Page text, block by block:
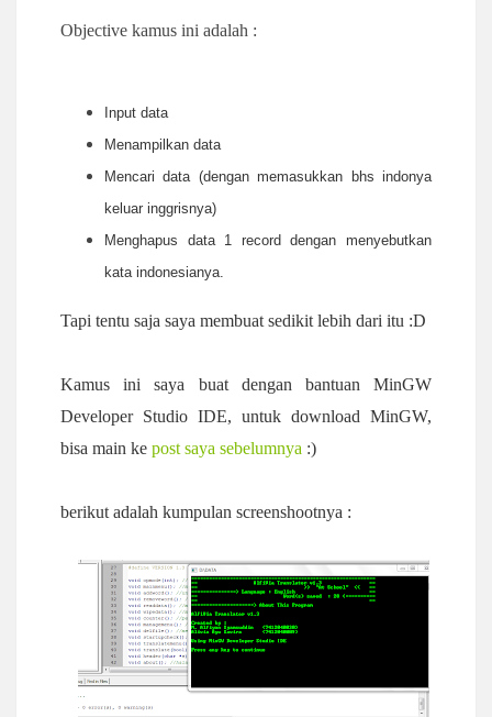
Objective kamus ini adalah :
Input data
Menampilkan data
Mencari data (dengan memasukkan bhs indonya
keluar inggrisnya)
Menghapus data 1 record dengan menyebutkan
kata indonesianya.
Tapi tentu saja saya membuat sedikit lebih dari itu :D
Kamus ini saya buat dengan bantuan MinGW
Developer Studio IDE, untuk download MinGW,
bisa main ke post saya sebelumnya :)
berikut adalah kumpulan screenshootnya :